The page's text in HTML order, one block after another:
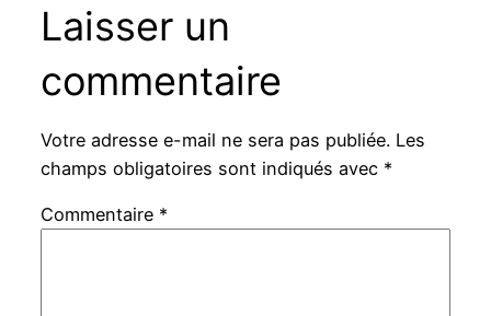
Laisser un
commentaire
Votre adresse e-mail ne sera pas publiée. Les
champs obligatoires sont indiqués avec *
Commentaire *